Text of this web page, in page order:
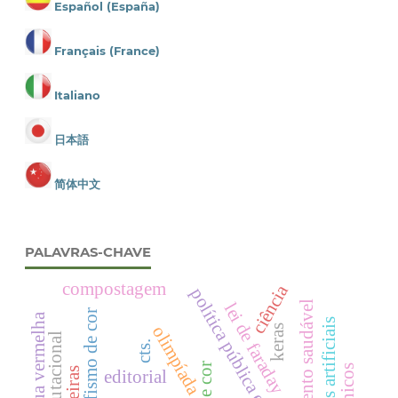
Español (España)
Français (France)
Italiano
日本語
简体中文
PALAVRAS-CHAVE
editorialolimpíada keras
cts.
Água vermelha
compostagem
lei de faraday
ciência